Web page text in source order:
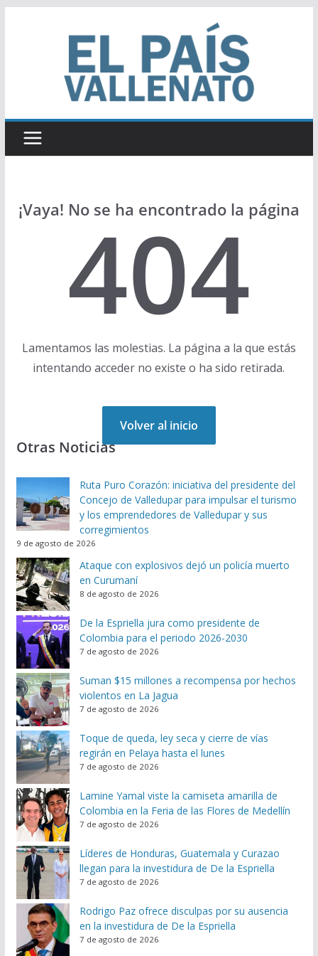
¡Vaya! No se ha encontrado la página
404
Lamentamos las molestias. La página a la que estás
intentando acceder no existe o ha sido retirada.
Volver al inicio
Otras Noticias
Ruta Puro Corazón: iniciativa del presidente del
Concejo de Valledupar para impulsar el turismo
y los emprendedores de Valledupar y sus
corregimientos
9 de agosto de 2026
Ataque con explosivos dejó un policía muerto
en Curumaní
8 de agosto de 2026
De la Espriella jura como presidente de
Colombia para el periodo 2026-2030
7 de agosto de 2026
Suman $15 millones a recompensa por hechos
violentos en La Jagua
7 de agosto de 2026
Toque de queda, ley seca y cierre de vías
regirán en Pelaya hasta el lunes
7 de agosto de 2026
Lamine Yamal viste la camiseta amarilla de
Colombia en la Feria de las Flores de Medellín
7 de agosto de 2026
Líderes de Honduras, Guatemala y Curazao
llegan para la investidura de De la Espriella
7 de agosto de 2026
Rodrigo Paz ofrece disculpas por su ausencia
en la investidura de De la Espriella
7 de agosto de 2026